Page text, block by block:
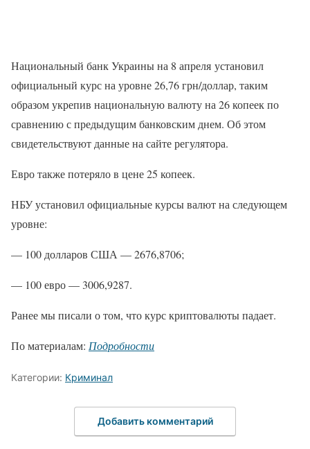
Национальный банк Украины на 8 апреля установил
официальный курс на уровне 26,76 грн/доллар, таким
образом укрепив национальную валюту на 26 копеек по
сравнению с предыдущим банковским днем. Об этом
свидетельствуют данные на сайте регулятора.
Евро также потеряло в цене 25 копеек.
НБУ установил официальные курсы валют на следующем
уровне:
— 100 долларов США — 2676,8706;
— 100 евро — 3006,9287.
Ранее мы писали о том, что курс криптовалюты падает.
По материалам: Подробности
Категории: Криминал
Добавить комментарий